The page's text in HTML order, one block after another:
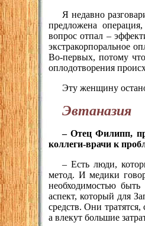
Я недавно
предложена
вопрос отпал –
экстракорпоральное
Во-первых, потому что
оплодотворения
Эту женщину
Эвтаназия
– Отец Филипп,
коллеги-врачи к
– Есть люди,
метод. И медики
необходимостью
аспект, который для
средств. Они
а влекут большие